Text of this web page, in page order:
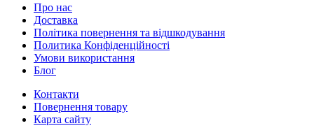
Про нас
Доставка
Політика повернення та відшкодування
Политика Конфіденційності
Умови використання
Блог
Контакти
Повернення товару
Карта сайту